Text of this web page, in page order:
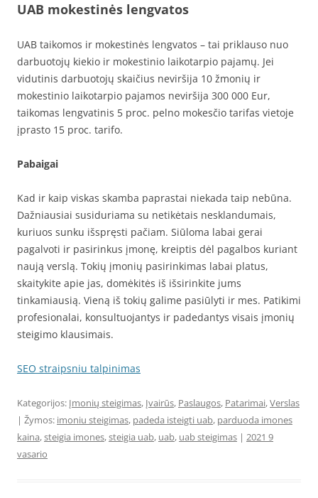
UAB mokestinės lengvatos
UAB taikomos ir mokestinės lengvatos – tai priklauso nuo
darbuotojų kiekio ir mokestinio laikotarpio pajamų. Jei
vidutinis darbuotojų skaičius neviršija 10 žmonių ir
mokestinio laikotarpio pajamos neviršija 300 000 Eur,
taikomas lengvatinis 5 proc. pelno mokesčio tarifas vietoje
įprasto 15 proc. tarifo.
Pabaigai
Kad ir kaip viskas skamba paprastai niekada taip nebūna.
Dažniausiai susiduriama su netikėtais nesklandumais,
kuriuos sunku išspręsti pačiam. Siūloma labai gerai
pagalvoti ir pasirinkus įmonę, kreiptis dėl pagalbos kuriant
naują verslą. Tokių įmonių pasirinkimas labai platus,
skaitykite apie jas, domėkitės iš išsirinkite jums
tinkamiausią. Vieną iš tokių galime pasiūlyti ir mes. Patikimi
profesionalai, konsultuojantys ir padedantys visais įmonių
steigimo klausimais.
SEO straipsniu talpinimas
Kategorijos: Įmonių steigimas, Įvairūs, Paslaugos, Patarimai,Verslas
| Žymos: imoniu steigimas, padeda isteigti uab, parduoda imones
kaina,steigia imones,steigia uab, uab, uab steigimas | 2021 9
vasario